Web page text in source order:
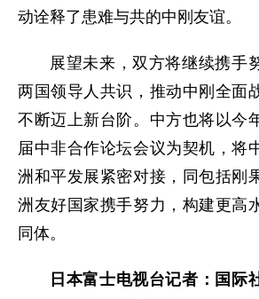
动诠释了患难与共的中刚友谊。
展望未来，双方将继续携手
两国领导人共识，推动中刚全面
不断迈上新台阶。中方也将以今
届中非合作论坛会议为契机，将
洲和平发展紧密对接，同包括刚
洲友好国家携手努力，构建更高
同体。
日本富士电视台记者：国际